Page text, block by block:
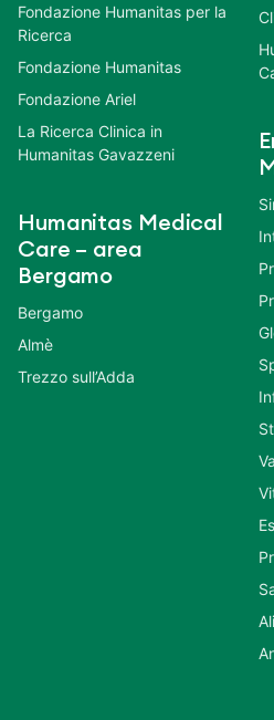
Fondazione Humanitas per la
Ricerca
Fondazione Humanitas
Fondazione Ariel
La Ricerca Clinica in
Humanitas Gavazzeni
Humanitas Medical
Care – area
Bergamo
Bergamo
Almè
Trezzo sull’Adda